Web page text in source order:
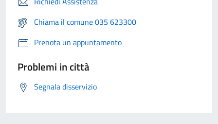
Chiama il comune 035 623300
Prenota un appuntamento
Problemi in città
Segnala disservizio